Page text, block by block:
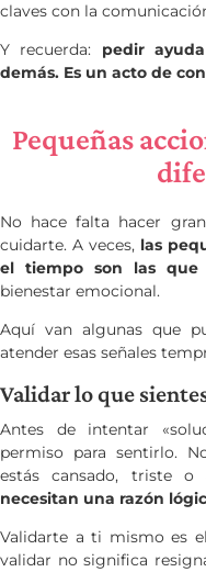
claves con la
Y recuerda: pedir
demás. Es un acto de
Pequeñas
No hace falta hacer
cuidarte. A veces, las
el tiempo son las que
bienestar emocional.
Aquí van algunas que
atender esas señales
Validar lo que
Antes de intentar
permiso para sentirlo.
estás cansado, triste o
necesitan una razón
Validarte a ti mismo es
validar no significa